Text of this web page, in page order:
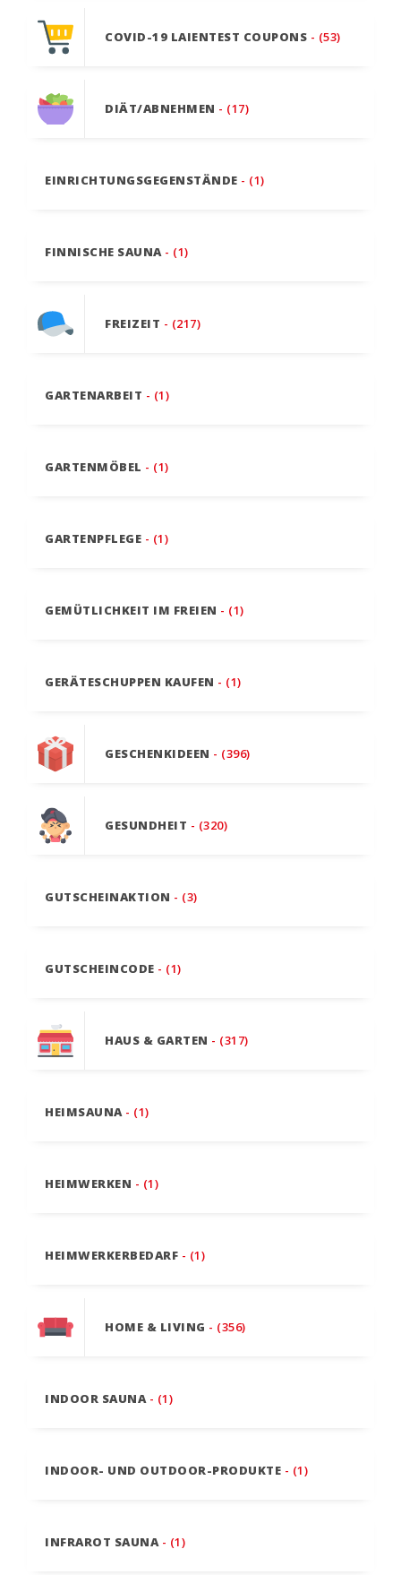
COVID-19 LAIENTEST COUPONS - (53)
DIÄT/ABNEHMEN - (17)
EINRICHTUNGSGEGENSTÄNDE - (1)
FINNISCHE SAUNA - (1)
FREIZEIT - (217)
GARTENARBEIT - (1)
GARTENMÖBEL - (1)
GARTENPFLEGE - (1)
GEMÜTLICHKEIT IM FREIEN - (1)
GERÄTESCHUPPEN KAUFEN - (1)
GESCHENKIDEEN - (396)
GESUNDHEIT - (320)
GUTSCHEINAKTION - (3)
GUTSCHEINCODE - (1)
HAUS & GARTEN - (317)
HEIMSAUNA - (1)
HEIMWERKEN - (1)
HEIMWERKERBEDARF - (1)
HOME & LIVING - (356)
INDOOR SAUNA - (1)
INDOOR- UND OUTDOOR-PRODUKTE - (1)
INFRAROT SAUNA - (1)